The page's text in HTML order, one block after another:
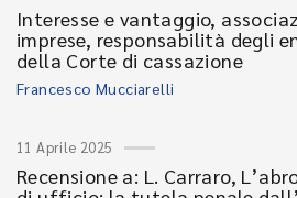
Interesse e vantaggio,
imprese, responsabilità degli
della Corte di cassazione
Francesco Mucciarelli
11 Aprile 2025
Recensione a: L. Carraro,